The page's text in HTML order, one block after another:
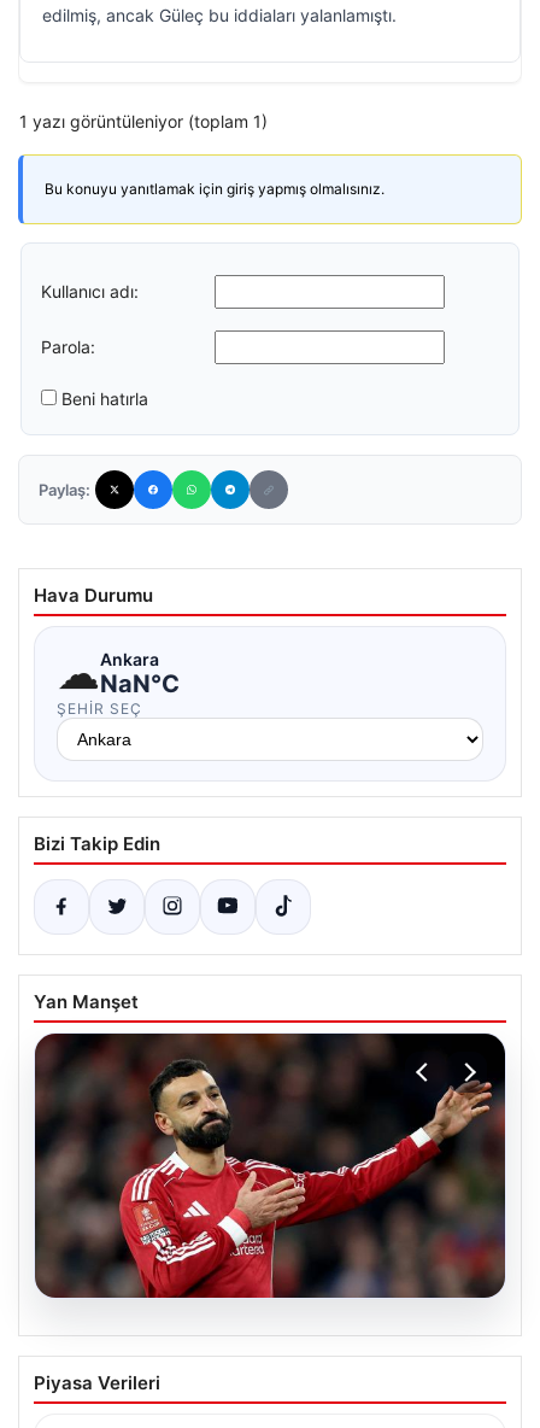
edilmiş, ancak Güleç bu iddiaları yalanlamıştı.
1 yazı görüntüleniyor (toplam 1)
Bu konuyu yanıtlamak için giriş yapmış olmalısınız.
Kullanıcı adı:
Parola:
Beni hatırla
Paylaş:
Hava Durumu
☁Ankara
NaN°C
ŞEHIR SEÇ
Bizi Takip Edin
Yan Manşet
05.08.2026
Beşiktaş’tan Mohamed Salah sonrası
dev hamle!
Piyasa Verileri